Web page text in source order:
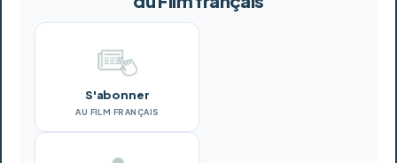
S'abonner
AU FILM FRANÇAIS